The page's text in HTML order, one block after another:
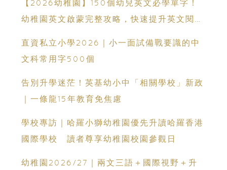
【2026幼稚園】150個幼兒英文必學單字！
幼稚園英文啟蒙完整攻略，快速提升英文閱讀
直資私立小學2026｜小一面試備戰要識的中
文科常用字500個
告別升學迷茫！英基幼小中「相關學校」新政
｜一條龍15年教育免焦慮
學校專訪｜哈羅小獅幼稚園優先升讀哈羅香港
國際學校 讀者尊享幼稚園校園參觀日
幼稚園2026/27｜兩文三語＋國際視野＋升